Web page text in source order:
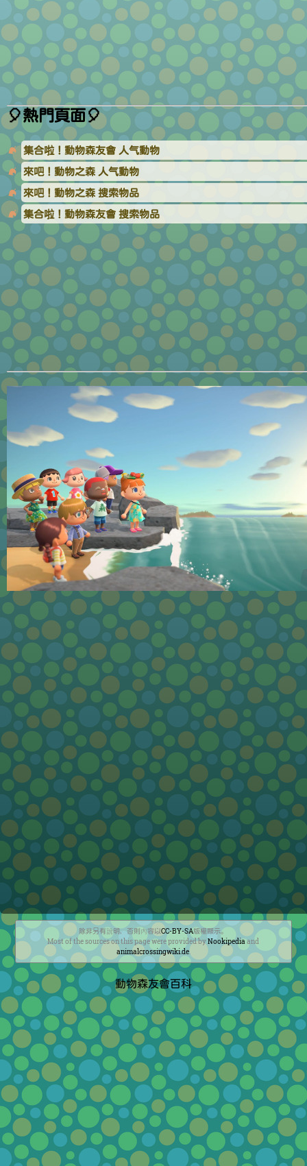
🎈熱門頁面🎈
集合啦！動物森友會 人气動物
來吧！動物之森 人气動物
來吧！動物之森 搜索物品
集合啦！動物森友會 搜索物品
除非另有說明，否則內容以CC-BY-SA版權顯示。
Most of the sources on this page were provided byNookipediaand
animalcrossingwiki.de
動物森友會百科